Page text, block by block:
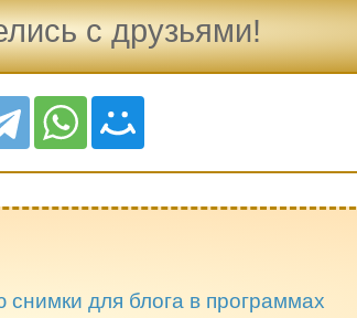
с друзьями!
для блога в программах